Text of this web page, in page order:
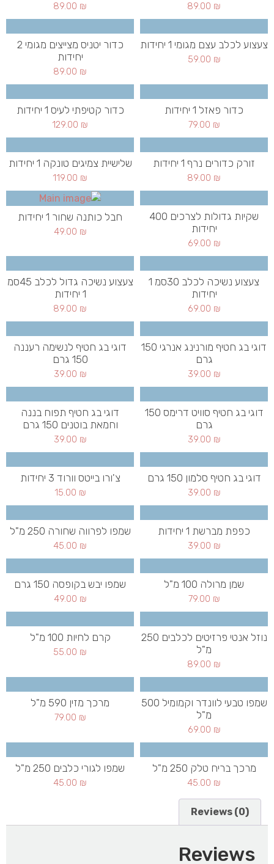
89.00 ₪
89.00 ₪
צעצוע לכלב עצם מגומי 1 יחידות
59.00 ₪
כדור יטניס מצייצים מגומי 2
יחידות
89.00 ₪
כדור פאזל 1 יחידות
79.00 ₪
כדור קטיפתי לעיס 1 יחידות
129.00 ₪
זורק כדורים נרף 1 יחידות
89.00 ₪
שלישיית צמיגים טונקה 1 יחידות
119.00 ₪
שקיות גדולות לצרכים 400
יחידות
69.00 ₪
חבל כותנה שחור 1 יחידות
49.00 ₪
צעצוע נשיכה לכלב 30סמ 1
יחידות
69.00 ₪
צעצוע נשיכה גדול לכלב 45סמ
1 יחידות
89.00 ₪
דוגי בג חטיף מורנינג אנרגי 150
גרם
39.00 ₪
דוגי בג חטיף לנשימה רעננה
150 גרם
39.00 ₪
דוגי בג חטיף סוויט דרימס 150
גרם
39.00 ₪
דוגי בג חטיף תפוח בננה
וחמאת בוטנים 150 גרם
39.00 ₪
דוגי בג חטיף סלמון 150 גרם
39.00 ₪
צ'ורו בייטס וורוד 3 יחידות
15.00 ₪
כפפת מברשת 1 יחידות
39.00 ₪
שמפו לפרווה שחורה 250 מ"ל
45.00 ₪
שמן מרולה 100 מ"ל
79.00 ₪
שמפו יבש בקופסה 150 גרם
49.00 ₪
נוזל אנטי פרזיטים לכלבים 250
מ"ל
89.00 ₪
קרם לחיות 100 מ"ל
55.00 ₪
שמפו טבעי לוונדר וקמומיל 500
מ"ל
69.00 ₪
מרכך מזין 590 מ"ל
79.00 ₪
מרכך בריח טלק 250 מ"ל
45.00 ₪
שמפו לגורי כלבים 250 מ"ל
45.00 ₪
Reviews (0)
Reviews